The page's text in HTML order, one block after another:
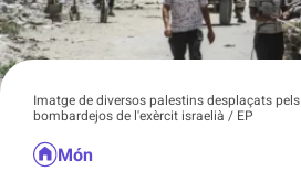
Imatge de diversos palestins desplaçats pels
bombardejos de l'exèrcit israelià / EP
Món